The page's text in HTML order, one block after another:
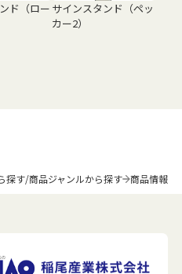
ド（ロー サインスタンド（ペッ
カー2）
探す/商品ジャンルから探す 商品情報